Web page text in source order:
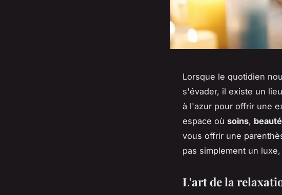
Lorsque le quotidien
s'évader, il existe un
à l'azur pour offrir une
espace où soins, beauté
vous offrir une
pas simplement un
L'art de la